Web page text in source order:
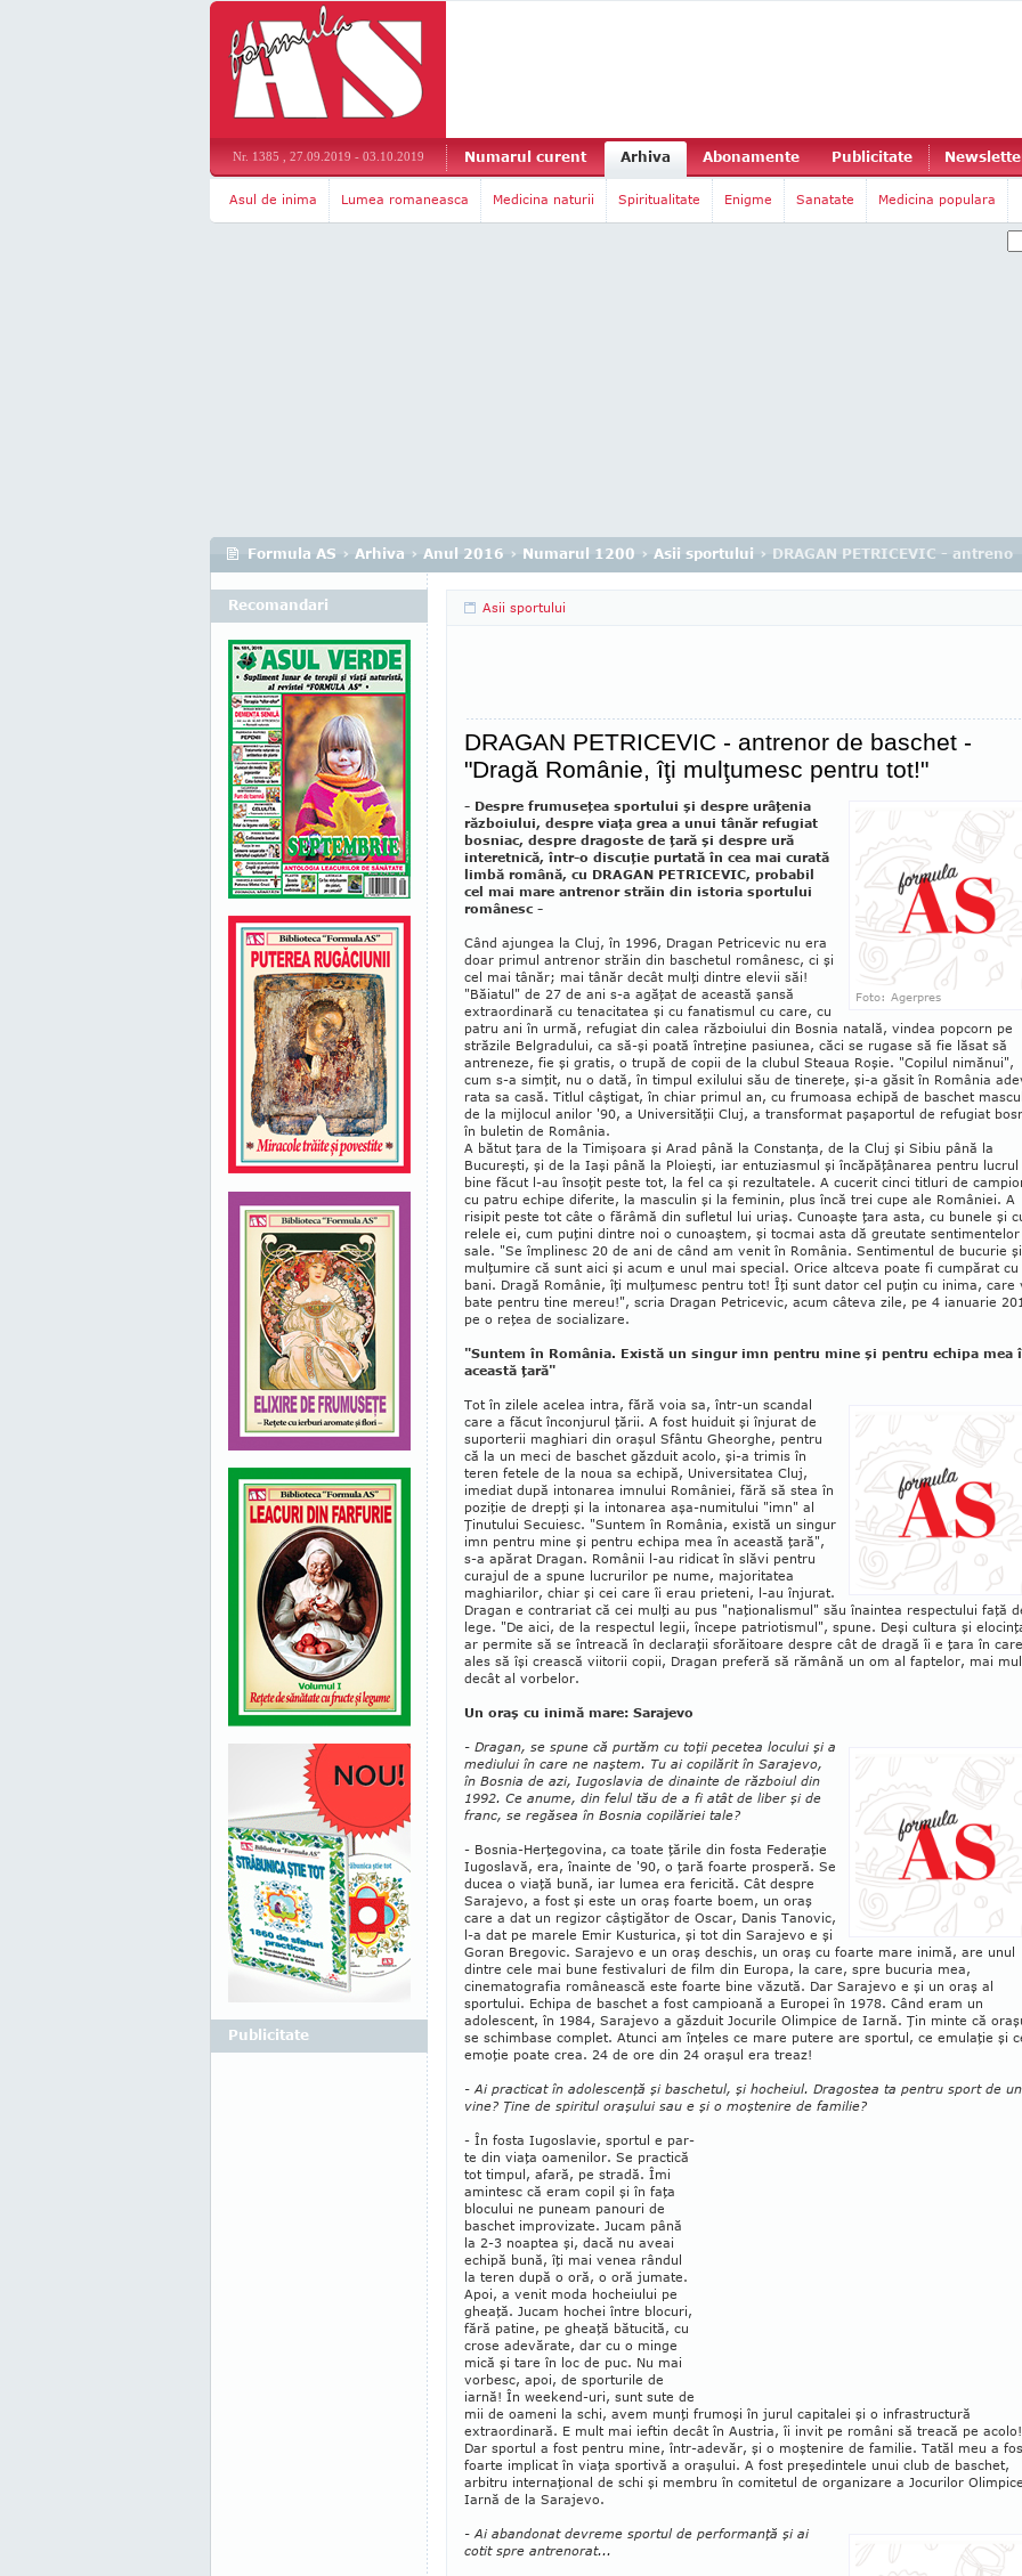
Nr. 1385 , 27.09.2019 - 03.10.2019 Numarul curent Arhiva Abonamente Publicitate
Asul de inima Lumea romaneasca Medicina naturii Spiritualitate Enigme Sanatate Medicina populara
Formula AS › Arhiva › Anul 2016 › Numarul 1200 › Asii sportului › DRAGAN PETRICEVIC -
Asii sportului
DRAGAN PETRICEVIC - antrenor de baschet -
"Dragă Românie, îţi mulţumesc pentru tot!"
Foto: Agerpres
- Despre frumuseţea sportului şi despre urâţenia
războiului, despre viaţa grea a unui tânăr refugiat
bosniac, despre dragoste de ţară şi despre ură
interetnică, într-o discuţie purtată în cea mai curată
limbă română, cu DRAGAN PETRICEVIC, probabil
cel mai mare antrenor străin din istoria sportului
românesc -
Când ajungea la Cluj, în 1996, Dragan Petri­cevic nu era
doar primul antrenor străin din baschetul româ­nesc, ci şi
cel mai tânăr; mai tânăr decât mulţi dintre elevii săi!
"Băiatul" de 27 de ani s-a agăţat de această şansă
extraordinară cu tenacitatea şi cu fanatismul cu care, cu
patru ani în urmă, refugiat din calea răz­bo­iului din Bosnia natală, vindea popcorn pe
străzile Bel­gradului, ca să-şi poa­tă întreţine pasiunea, căci se rugase să fie lăsat să
antreneze, fie şi gratis, o trupă de copii de la clubul Steaua Roşie. "Copilul nimănui",
cum s-a simţit, nu o dată, în timpul exi­lu­lui său de tinereţe, şi-a gă­sit în România
ra­ta sa casă. Titlul câş­ti­gat, în chiar primul an, cu fru­moasa echipă de baschet
de la mijlocul anilor '90, a Universităţii Cluj, a transformat pa­şaportul de refugiat
în buletin de România.
A bătut ţara de la Timişoara şi Arad până la Con­stanţa, de la Cluj şi Sibiu până la
Bucureşti, şi de la Iaşi până la Ploieşti, iar entuziasmul şi încăpăţânarea pentru lucrul
bine făcut l-au însoţit peste tot, la fel ca şi rezultatele. A cucerit cinci titluri de
cu patru echipe diferite, la masculin şi la feminin, plus încă trei cupe ale României. A
risipit peste tot câte o fărâmă din sufletul lui uriaş. Cunoaşte ţara asta, cu bunele şi
relele ei, cum puţini dintre noi o cunoaş­tem, şi tocmai asta dă greutate sentimentelor
sale. "Se împlinesc 20 de ani de când am venit în România. Sentimentul de bucurie
mulţumire că sunt aici şi acum e unul mai special. Orice altceva poate fi cum­părat cu
bani. Dragă Românie, îţi mulţumesc pentru tot! Îţi sunt dator cel puţin cu inima, care
bate pen­tru tine mereu!", scria Dragan Petricevic, acum câteva zile, pe 4 ianuarie
pe o reţea de socializare.
"Suntem în România. Există un singur imn pentru mine şi pentru echipa mea
această ţară"
Tot în zilele acelea intra, fără voia sa, într-un scan­dal
care a făcut înconjurul ţării. A fost huiduit şi înju­rat de
suporterii maghiari din oraşul Sfântu Gheorghe, pentru
că la un meci de baschet găzduit acolo, şi-a tri­mis în
teren fetele de la noua sa echipă, Universitatea Cluj,
imediat după intonarea imnului României, fără să stea în
poziţie de drepţi şi la intonarea aşa-numi­tu­lui "imn" al
Ţinutului Secuiesc. "Suntem în Româ­nia, există un singur
imn pentru mine şi pentru echipa mea în această ţară",
s-a apărat Dragan. Românii l-au ridi­cat în slăvi pentru
curajul de a spune lucrurilor pe nu­me, majoritatea
maghiarilor, chiar şi cei care îi erau prieteni, l-au înjurat.
Dragan e contrariat că cei mulţi au pus "naţionalismul" său înaintea respectului faţă
lege. "De aici, de la respectul legii, începe pa­trio­tismul", spune. Deşi cultura şi
ar per­mite să se întreacă în declaraţii sforăitoare despre cât de dragă îi e ţara în
ales să îşi crească viitorii copii, Dragan preferă să rămână un om al faptelor, mai
decât al vorbelor.
Un oraş cu inimă mare: Sarajevo
- Dragan, se spune că purtăm cu toţii pecetea lo­cului şi a
mediului în care ne naştem. Tu ai copilărit în Sarajevo,
în Bosnia de azi, Iugoslavia de dinainte de războiul din
1992. Ce anume, din fe­lul tău de a fi atât de liber şi de
franc, se regăsea în Bos­nia copilăriei tale?
- Bosnia-Herţego­vi­na, ca toate ţările din fosta Federaţie
Iugo­sla­vă, era, înainte de '90, o ţară foarte prosperă. Se
ducea o viaţă bună, iar lumea era fericită. Cât despre
Sara­jevo, a fost şi este un oraş foarte boem, un oraş
care a dat un regizor câştigător de Oscar, Danis Tanovic,
l-a dat pe marele Emir Kus­turica, şi tot din Sarajevo e şi
Goran Bregovic. Sara­jevo e un oraş deschis, un oraş cu foarte mare inimă, are unul
dintre cele mai bune festivaluri de film din Europa, la care, spre bucuria mea,
cinematografia ro­mânească este foar­te bine văzută. Dar Sa­rajevo e şi un oraş al
sportului. Echipa de baschet a fost campi­oa­nă a Europei în 1978. Când eram un
adolescent, în 1984, Sarajevo a găzduit Jocurile Olimpice de Iarnă. Ţin minte că
se schimbase complet. Atunci am înţeles ce mare pu­tere are sportul, ce emu­laţie şi
emoţie poa­te crea. 24 de ore din 24 oraşul era treaz!
- Ai practicat în adolescenţă şi bas­che­tul, şi hocheiul. Dragostea ta pentru sport de
vine? Ţine de spiritul ora­şu­lui sau e şi o moş­tenire de familie?
- În fosta Iugo­sla­vie, sportul e par­
te din viaţa oameni­lor. Se practică
tot timpul, afară, pe stra­dă. Îmi
amintesc că eram co­pil şi în faţa
blocului ne puneam panouri de
baschet improvi­zate. Jucam până
la 2-3 noaptea şi, dacă nu aveai
echi­pă bună, îţi mai venea rândul
la teren după o oră, o oră jumate.
Apoi, a venit moda hocheiului pe
gheaţă. Jucam hochei între blocuri,
fără patine, pe gheaţă bă­tu­cită, cu
crose adevărate, dar cu o minge
mică şi tare în loc de puc. Nu mai
vorbesc, apoi, de sporturile de
iarnă! În weekend-uri, sunt sute de
mii de oameni la schi, avem munţi frumoşi în jurul capitalei şi o infra­structură
extraordinară. E mult mai ieftin decât în Austria, îi invit pe români să treacă pe acolo!
Dar spor­tul a fost pentru mine, într-adevăr, şi o moştenire de familie. Tatăl meu a
foarte implicat în viaţa spor­tivă a oraşului. A fost preşedintele unui club de bas­chet,
arbitru internaţional de schi şi mem­bru în comitetul de organizare a Jocurilor
Iarnă de la Sarajevo.
- Ai abandonat devreme sportul de performanţă şi ai
cotit spre antrenorat...
Recomandari
Publicitate